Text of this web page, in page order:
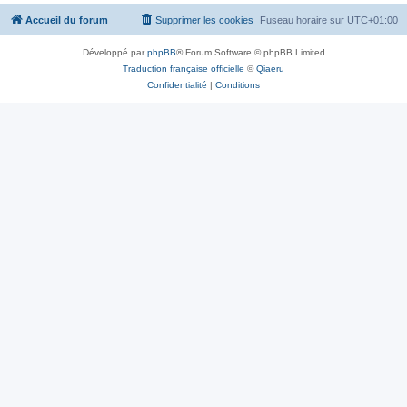
Accueil du forum Fuseau horaire sur UTC+01:00
Supprimer les cookies
Développé parphpBB® Forum Software © phpBB Limited
Traduction française officielle ©Qiaeru
Confidentialité | Conditions